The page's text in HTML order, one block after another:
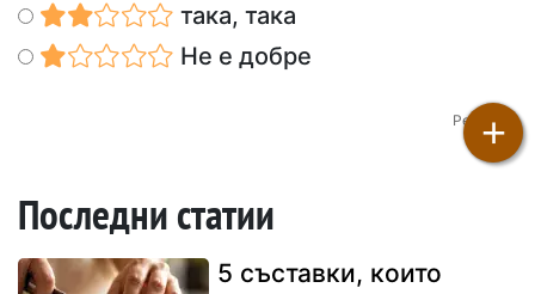
така, така
Не е добре
Petitichef
Последни статии
5 съставки, които
+